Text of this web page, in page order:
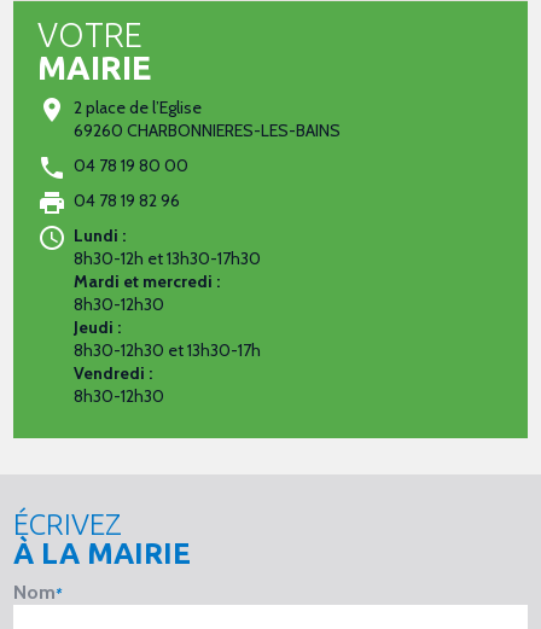
VOTRE
MAIRIE
2 place de l’Eglise
69260 CHARBONNIERES-LES-BAINS
04 78 19 80 00
04 78 19 82 96
Lundi :
8h30-12h et 13h30-17h30
Mardi et mercredi :
8h30-12h30
Jeudi :
8h30-12h30 et 13h30-17h
Vendredi :
8h30-12h30
ÉCRIVEZ
À LA MAIRIE
Nom